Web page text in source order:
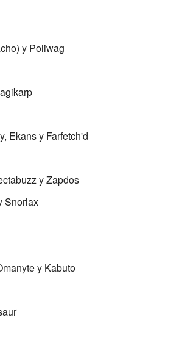
y Poliwag
Ekans y Farfetch'd
y Zapdos
Snorlax
y Kabuto